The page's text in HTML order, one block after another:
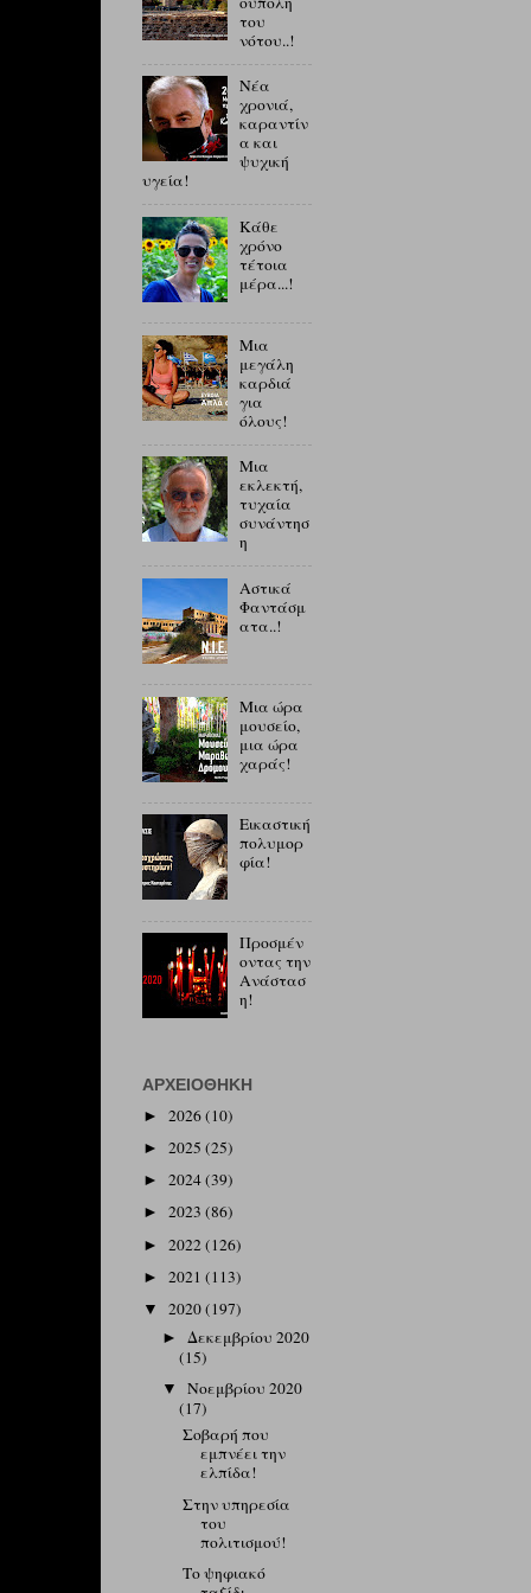
του
νότου..!
Νέα
χρονιά,
καραντίν
α και
ψυχική
υγεία!
Κάθε
χρόνο
τέτοια
μέρα...!
Μια
μεγάλη
καρδιά
για
όλους!
Μια
εκλεκτή,
τυχαία
συνάντησ
η
Αστικά
Φαντάσμ
ατα..!
Μια ώρα
μουσείο,
μια ώρα
χαράς!
Εικαστική
πολυμορ
φία!
Προσμέν
οντας την
Ανάστασ
η!
ΑΡΧΕΙΟΘΉΚΗ
► 2026(10)
► 2025 (25)
► 2024(39)
► 2023 (86)
► 2022(126)
► 2021 (113)
▼ 2020(197)
► Δεκεμβρίου 2020
(15)
▼Νοεμβρίου 2020
(17)
Σοβαρή που
εμπνέει την
ελπίδα!
Στην υπηρεσία
του
πολιτισμού!
Το ψηφιακό